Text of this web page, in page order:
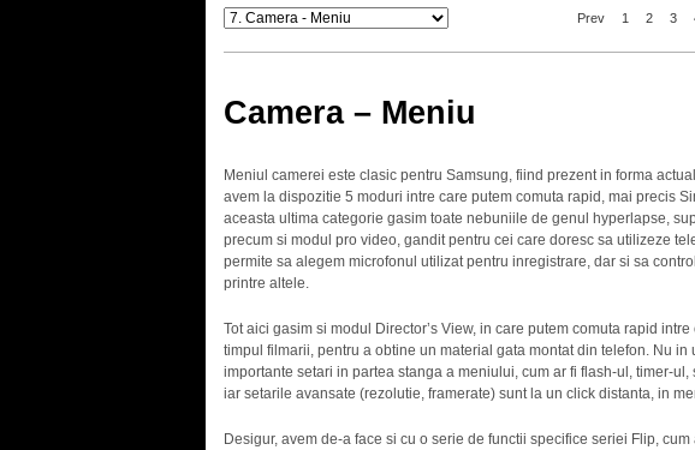
Prev 1 2 3
Camera – Meniu
Meniul camerei este clasic pentru Samsung, fiind prezent in forma
avem la dispozitie 5 moduri intre care putem comuta rapid, mai precis
aceasta ultima categorie gasim toate nebuniile de genul hyperlapse,
precum si modul pro video, gandit pentru cei care doresc sa utilizeze
permite sa alegem microfonul utilizat pentru inregistrare, dar si sa
printre altele.
Tot aici gasim si modul Director’s View, in care putem comuta rapid
timpul filmarii, pentru a obtine un material gata montat din telefon. Nu
importante setari in partea stanga a meniului, cum ar fi flash-ul, timer-
iar setarile avansate (rezolutie, framerate) sunt la un click distanta, in
Desigur, avem de-a face si cu o serie de functii specifice seriei Flip,